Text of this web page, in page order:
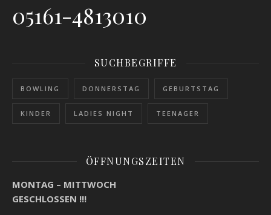
05161-4813010
SUCHBEGRIFFE
BOWLING DONNERSTAG GEBURTSTAG
KINDER LADIES NIGHT TEENAGER
ÖFFNUNGSZEITEN
MONTAG – MITTWOCH
GESCHLOSSEN !!!